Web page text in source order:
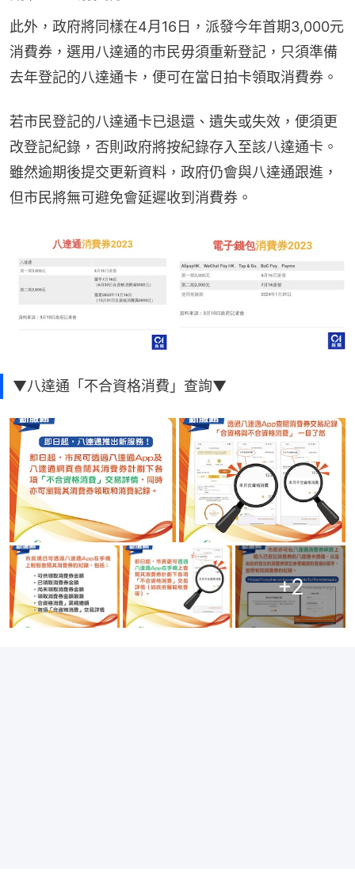
此外，政府將同樣在4月16日，派發今年首期3,000元
消費券，選用八達通的市民毋須重新登記，只須準備
去年登記的八達通卡，便可在當日拍卡領取消費券。
若市民登記的八達通卡已退還、遺失或失效，便須更
改登記紀錄，否則政府將按紀錄存入至該八達通卡。
雖然逾期後提交更新資料，政府仍會與八達通跟進，
但市民將無可避免會延遲收到消費券。
▼八達通「不合資格消費」查詢▼
+2